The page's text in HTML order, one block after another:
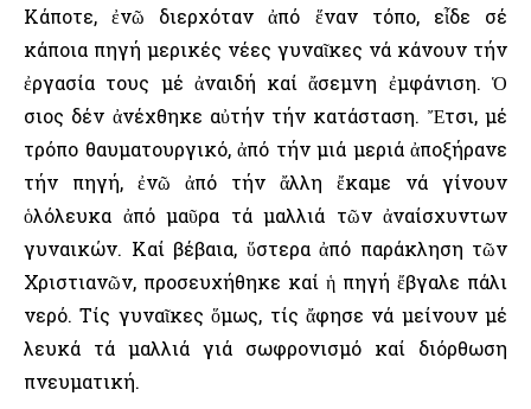
Κάποτε, ἐνῶ διερχόταν ἀπό ἕναν τόπο, εἶδε σέ
κάποια πηγή μερικές νέες γυναῖκες νά κάνουν τήν
ἐργασία τους μέ ἀναιδή καί ἄσεμνη ἐμφάνιση. Ὁ
Ὅσιος δέν ἀνέχθηκε αὐτήν τήν κατάσταση. Ἔτσι, μέ
τρόπο θαυματουργικό, ἀπό τήν μιά μεριά ἀποξήρανε
τήν πηγή, ἐνῶ ἀπό τήν ἄλλη ἔκαμε νά γίνουν
ὁλόλευκα ἀπό μαῦρα τά μαλλιά τῶν ἀναίσχυντων
γυναικών. Καί βέβαια, ὕστερα ἀπό παράκληση τῶν
Χριστιανῶν, προσευχήθηκε καί ἡ πηγή ἔβγαλε πάλι
νερό. Τίς γυναῖκες ὅμως, τίς ἄφησε νά μείνουν μέ
λευκά τά μαλλιά γιά σωφρονισμό καί διόρθωση
πνευματική.